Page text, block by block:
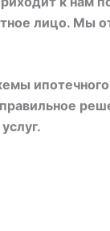
лицо. Мы
ипотечного